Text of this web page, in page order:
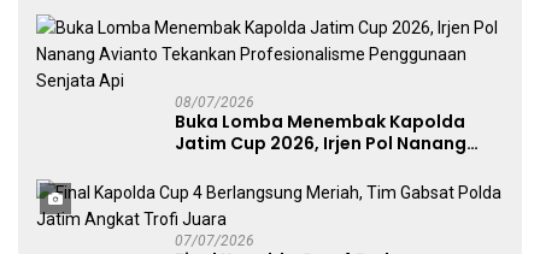
Publik
08/07/2026
Buka Lomba Menembak Kapolda
Jatim Cup 2026, Irjen Pol Nanang
Penggunaan Senjata Api
07/07/2026